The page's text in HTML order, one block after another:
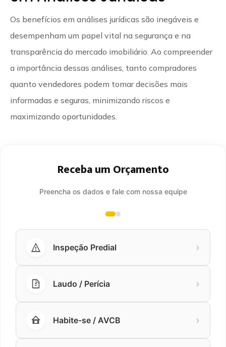
Os benefícios em análises jurídicas são inegáveis e
desempenham um papel vital na segurança e na
transparência do mercado imobiliário. Ao compreender
a importância dessas análises, tanto compradores
quanto vendedores podem tomar decisões mais
informadas e seguras, minimizando riscos e
maximizando oportunidades.
Receba um Orçamento
Preencha os dados e fale com nossa equipe
Inspeção Predial ›
Laudo / Perícia ›
Habite-se / AVCB ›